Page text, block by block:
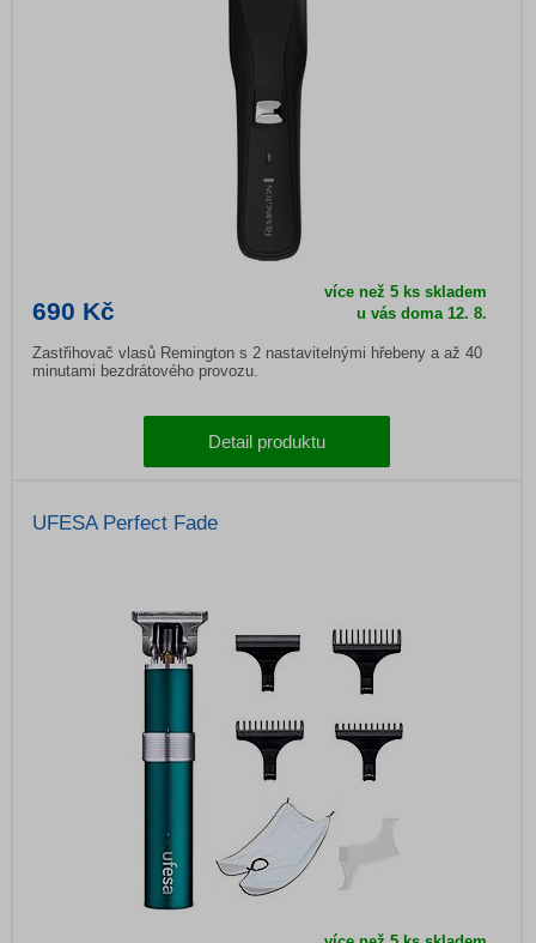
690 Kč
více než 5 ks skladem
u vás doma12. 8.
Zastřihovač vlasů Remington s 2 nastavitelnými hřebeny a až 40
minutami bezdrátového provozu.
Detail produktu
UFESA Perfect Fade